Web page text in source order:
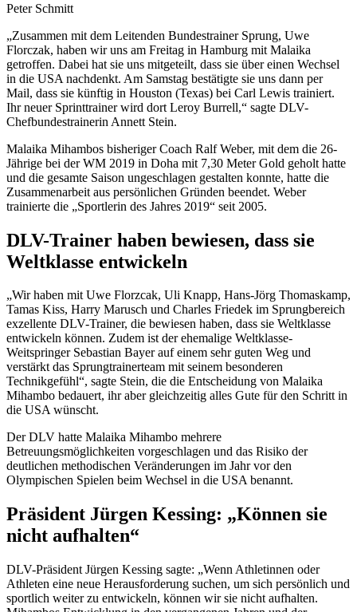
Peter Schmitt
„Zusammen mit dem Leitenden Bundestrainer Sprung, Uwe
Florczak, haben wir uns am Freitag in Hamburg mit Malaika
getroffen. Dabei hat sie uns mitgeteilt, dass sie über einen Wechsel
in die USA nachdenkt. Am Samstag bestätigte sie uns dann per
Mail, dass sie künftig in Houston (Texas) bei Carl Lewis trainiert.
Ihr neuer Sprinttrainer wird dort Leroy Burrell,“ sagte DLV-
Chefbundestrainerin Annett Stein.
Malaika Mihambos bisheriger Coach Ralf Weber, mit dem die 26-
Jährige bei der WM 2019 in Doha mit 7,30 Meter Gold geholt hatte
und die gesamte Saison ungeschlagen gestalten konnte, hatte die
Zusammenarbeit aus persönlichen Gründen beendet. Weber
trainierte die „Sportlerin des Jahres 2019“ seit 2005.
DLV-Trainer haben bewiesen, dass sie
Weltklasse entwickeln
„Wir haben mit Uwe Florzcak, Uli Knapp, Hans-Jörg Thomaskamp,
Tamas Kiss, Harry Marusch und Charles Friedek im Sprungbereich
exzellente DLV-Trainer, die bewiesen haben, dass sie Weltklasse
entwickeln können. Zudem ist der ehemalige Weltklasse-
Weitspringer Sebastian Bayer auf einem sehr guten Weg und
verstärkt das Sprungtrainerteam mit seinem besonderen
Technikgefühl“, sagte Stein, die die Entscheidung von Malaika
Mihambo bedauert, ihr aber gleichzeitig alles Gute für den Schritt in
die USA wünscht.
Der DLV hatte Malaika Mihambo mehrere
Betreuungsmöglichkeiten vorgeschlagen und das Risiko der
deutlichen methodischen Veränderungen im Jahr vor den
Olympischen Spielen beim Wechsel in die USA benannt.
Präsident Jürgen Kessing: „Können sie
nicht aufhalten“
DLV-Präsident Jürgen Kessing sagte: „Wenn Athletinnen oder
Athleten eine neue Herausforderung suchen, um sich persönlich und
sportlich weiter zu entwickeln, können wir sie nicht aufhalten.